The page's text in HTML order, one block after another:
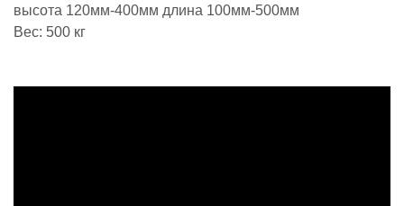
высота 120мм-400мм длина 100мм-500мм
Вес: 500 кг